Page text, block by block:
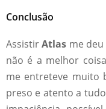
Conclusão
AssistirAtlas me
não é a melhor
me entreteve muito
preso e atento a